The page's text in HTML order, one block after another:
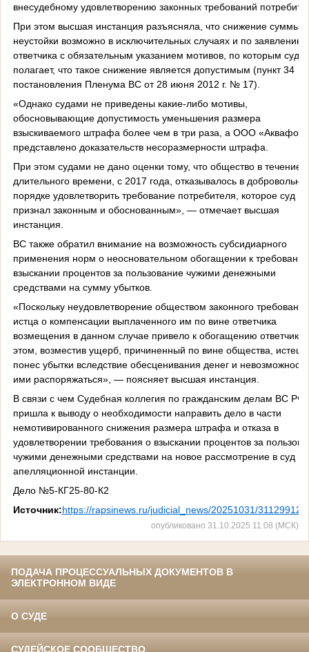
внесудебному удовлетворению законных требований
При этом высшая инстанция разъясняла, что снижение суммы
неустойки возможно в исключительных случаях и по заявлению
ответчика с обязательным указанием мотивов, по которым суд
полагает, что такое снижение является допустимым (пункт 34
постановления Пленума ВС от 28 июня 2012 г. № 17).
«Однако судами не приведены какие-либо мотивы,
обосновывающие допустимость уменьшения размера
взыскиваемого штрафа более чем в три раза, а ООО
представлено доказательств несоразмерности штрафа.
При этом судами не дано оценки тому, что общество в течение
длительного времени, с 2017 года, отказывалось в
порядке удовлетворить требование потребителя, которое суд
признал законным и обоснованным», — отмечает высшая
инстанция.
ВС также обратил внимание на возможность субсидиарного
применения норм о неосновательном обогащении к
взыскании процентов за пользование чужими денежными
средствами на сумму убытков.
«Поскольку неудовлетворение обществом законного требования
истца о компенсации выплаченного им по вине ответчика
возмещения в данном случае привело к обогащению
этом, возместив ущерб, причиненный по вине общества, истец
понес убытки вследствие обесценивания денег и невозможности
ими распоряжаться», — поясняет высшая инстанция.
В связи с чем Судебная коллегия по гражданским делам ВС РФ
пришла к выводу о необходимости направить дело в части
немотивированного снижения размера штрафа и отказа в
удовлетворении требования о взыскании процентов за
чужими денежными средствами на новое рассмотрение в суд
апелляционной инстанции.
Дело №5-КГ25-80-К2
Источник:https://rapsinews.ru/judicial_news/20251031/
опубликовано 31.10.2025 11:08 (МСК)
ПОДАЧА ПРОЦЕССУАЛЬНЫХ ДОКУМЕНТОВ В
ЭЛЕКТРОННОМ ВИДЕ
О СУДЕ
СУДЕЙСКОЕ СООБЩЕСТВО